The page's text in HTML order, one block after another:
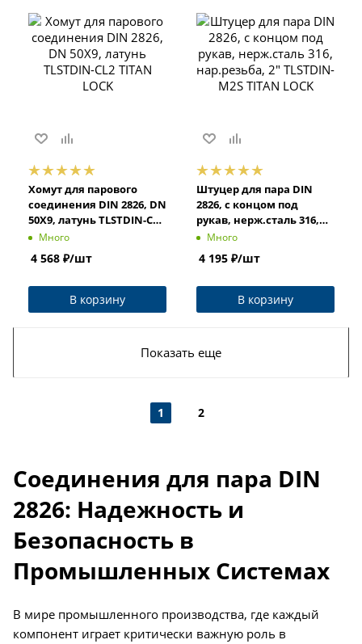
Хомут для парового
соединения DIN 2826, DN
50X9, латунь TLSTDIN-CL2
TITAN LOCK
Много
4 568 ₽/шт
В корзину
Штуцер для пара DIN
2826, с концом под
рукав, нерж.сталь 316,
нар.резьба, 2" TLSTDIN-
M2S TITAN LOCK
Много
4 195 ₽/шт
В корзину
Показать еще
1 2
Соединения для пара DIN
2826: Надежность и
Безопасность в
Промышленных Системах
В мире промышленного производства, где каждый
компонент играет критически важную роль в